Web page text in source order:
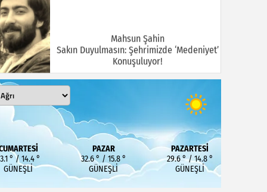
Mahsun Şahin
Sakın Duyulmasın: Şehrimizde ‘Medeniyet’
Konuşuluyor!
MEHMET KOÇ
DOĞUBAYAZIT ASLINDA BİR İNANÇ
MERKEZİDİR
° / 14.4 °
GÜNEŞLI
PAZAR
32.6 ° / 15.8 °
GÜNEŞLI
PAZARTESI
29.6 ° / 14.8 °
GÜNEŞLI